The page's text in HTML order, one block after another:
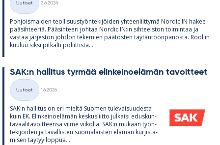
Kategoriat
Uutiset
2.6.2026
Poh­jois­mai­den teol­li­suus­työn­te­ki­jöi­den yh­teen­liit­tymä Nor­dic IN ha­kee
pää­sih­tee­riä. Pää­sih­teeri joh­taa Nor­dic IN:in sih­tee­is­tön toi­min­taa ja
vas­taa jär­jes­tön joh­don te­ke­mien pää­tös­ten täy­tän­töön­pa­nosta. Roo­liin
kuu­luu siksi pit­kälti po­liit­tista...
SAK:n hal­li­tus tyr­mää elin­kei­noe­lä­män ta­voit­teet
Kategoriat
Uutiset
1.6.2026
SAK:n hal­li­tus on eri mieltä Suo­men tu­le­vai­suu­desta
kuin EK. Elin­kei­noe­lä­män kes­kus­liitto jul­kaisi edus­kun­
ta­vaa­li­ta­voit­teensa viime vii­kolla. SAK:n mu­kaan työn­
te­ki­jöi­den ja ta­val­lis­ten suo­ma­lais­ten elä­män kur­jis­ta­
mi­sen täy­tyy lop­pua....